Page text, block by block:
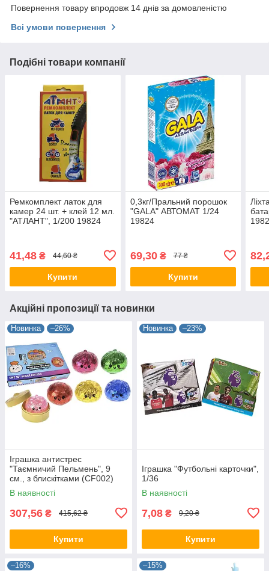
Повернення товару впродовж 14 днів за домовленістю
Всі умови повернення
Подібні товари компанії
Ремкомплект латок для
камер 24 шт. + клей 12 мл.
"АТЛАНТ", 1/200 19824
41,48 ₴ 44,60 ₴
Купити
0,3кг/Пральний порошок
"GALA" АВТОМАТ 1/24
19824
69,30₴ 77 ₴
Купити
Акційні пропозиції та новинки
Новинка –26%
Іграшка антистрес
"Таємничий Пельмень", 9
см., з блискітками (CF002)
В наявності
307,56 ₴ 415,62 ₴
Купити
Новинка –23%
Іграшка "Футбольні карточки",
1/36
В наявності
7,08 ₴ 9,20 ₴
Купити
–16% –15%